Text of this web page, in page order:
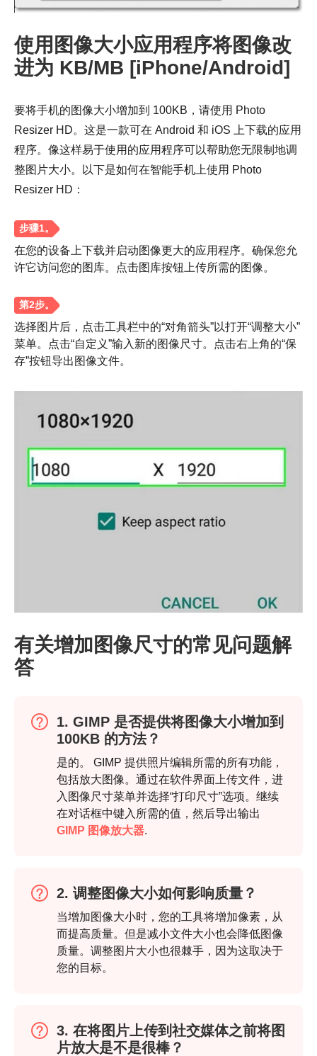
步骤1。
第2步。
使用图像大小应用程序将图像改
进为 KB/MB [iPhone/Android]
要将手机的图像大小增加到 100KB，请使用 Photo
Resizer HD。这是一款可在 Android 和 iOS 上下载的应用
程序。像这样易于使用的应用程序可以帮助您无限制地调
整图片大小。以下是如何在智能手机上使用 Photo
Resizer HD：
在您的设备上下载并启动图像更大的应用程序。确保您允
许它访问您的图库。点击图库按钮上传所需的图像。
选择图片后，点击工具栏中的“对角箭头”以打开“调整大小”
菜单。点击“自定义”输入新的图像尺寸。点击右上角的“保
存”按钮导出图像文件。
有关增加图像尺寸的常见问题解
答
1. GIMP 是否提供将图像大小增加到
100KB 的方法？
是的。 GIMP 提供照片编辑所需的所有功能，
包括放大图像。通过在软件界面上传文件，进
入图像尺寸菜单并选择“打印尺寸”选项。继续
在对话框中键入所需的值，然后导出输出
GIMP 图像放大器.
2. 调整图像大小如何影响质量？
当增加图像大小时，您的工具将增加像素，从
而提高质量。但是减小文件大小也会降低图像
质量。调整图片大小也很棘手，因为这取决于
您的目标。
3. 在将图片上传到社交媒体之前将图
片放大是不是很棒？